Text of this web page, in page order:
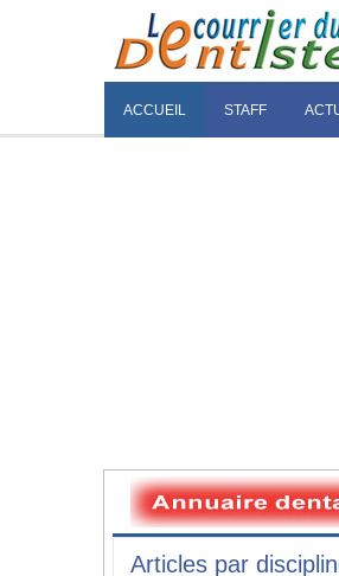
ACCUEIL STAFF
Articles par